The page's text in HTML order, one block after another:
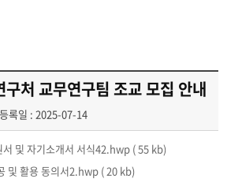
학과사진첩
동아리
처 교무연구팀 조교 모집 안내
등록일 : 2025-07-14
및 자기소개서 서식42.hwp ( 55 kb)
및 활용 동의서2.hwp ( 20 kb)